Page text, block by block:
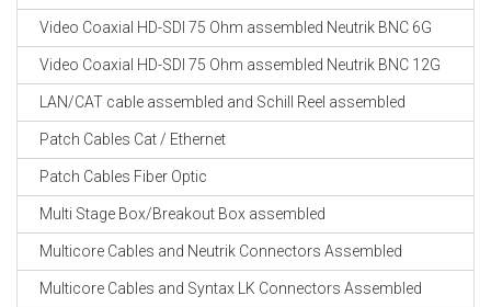
Video Coaxial HD-SDI 75 Ohm assembled Neutrik BNC 6G
Video Coaxial HD-SDI 75 Ohm assembled Neutrik BNC 12G
LAN/CAT cable assembled and Schill Reel assembled
Patch Cables Cat / Ethernet
Patch Cables Fiber Optic
Multi Stage Box/Breakout Box assembled
Multicore Cables and Neutrik Connectors Assembled
Multicore Cables and Syntax LK Connectors Assembled